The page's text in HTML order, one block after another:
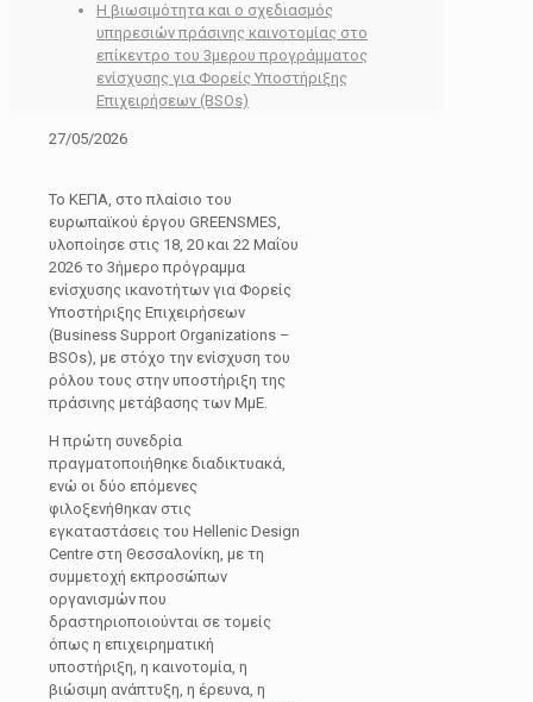
Η βιωσιμότητα και ο σχεδιασμός
υπηρεσιών πράσινης καινοτομίας στο
επίκεντρο του 3μερου προγράμματος
ενίσχυσης για Φορείς Υποστήριξης
Επιχειρήσεων (BSOs)
27/05/2026
Το ΚΕΠΑ, στο πλαίσιο του
ευρωπαϊκού έργου GREENSMES,
υλοποίησε στις 18, 20 και 22 Μαΐου
2026 το 3ήμερο πρόγραμμα
ενίσχυσης ικανοτήτων για Φορείς
Υποστήριξης Επιχειρήσεων
(Business Support Organizations –
BSOs), με στόχο την ενίσχυση του
ρόλου τους στην υποστήριξη της
πράσινης μετάβασης των ΜμΕ.
Η πρώτη συνεδρία
πραγματοποιήθηκε διαδικτυακά,
ενώ οι δύο επόμενες
φιλοξενήθηκαν στις
εγκαταστάσεις του Hellenic Design
Centre στη Θεσσαλονίκη, με τη
συμμετοχή εκπροσώπων
οργανισμών που
δραστηριοποιούνται σε τομείς
όπως η επιχειρηματική
υποστήριξη, η καινοτομία, η
βιώσιμη ανάπτυξη, η έρευνα, η